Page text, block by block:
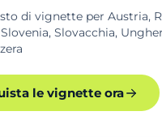
di vignette per Austria,
Slovenia, Slovacchia,
le vignette ora